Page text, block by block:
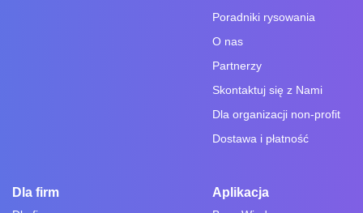
Poradniki rysowania
O nas
Partnerzy
Skontaktuj się z Nami
Dla organizacji non-profit
Dostawa i płatność
Dla firm Aplikacja